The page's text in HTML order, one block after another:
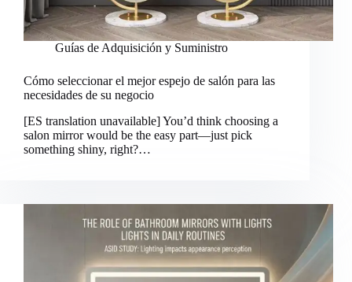
Guías de Adquisición y Suministro
Cómo seleccionar el mejor espejo de salón para las
necesidades de su negocio
[ES translation unavailable] You’d think choosing a
salon mirror would be the easy part—just pick
something shiny, right?…